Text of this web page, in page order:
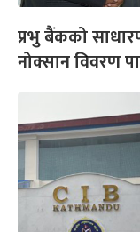
प्रभु बैंकको
नोक्सान विवरण